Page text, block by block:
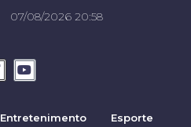
07/08/2026 20:58
Entretenimento
Esporte